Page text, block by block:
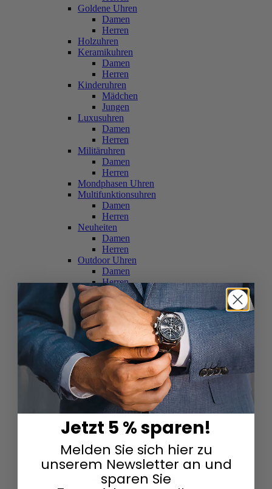
Goldene Uhren
Damen
Herren
Holzuhren
Keramikuhren
Damen
Herren
Kinderuhren
Mädchen
Jungen
Luxusuhren
Damen
Herren
Militäruhren
Damen
Herren
Mondphasen Uhren
Multifunktionsuhren
Damen
Herren
Neuheiten
Damen
Herren
Outdoor Uhren
Damen
Herren
Schweizer Uhren
Damen
Herren
Skelettuhren
Damen
Herren
Smartwatches
Damen
Herren
Solaruhren
Herren
Damen
Sportuhren
Damen
Herren
Swarovski & Edelsteine
Damen
Herren
Jetzt 5 % sparen!
Melden Sie sich hier zu
unserem Newsletter an und
sparen Sie